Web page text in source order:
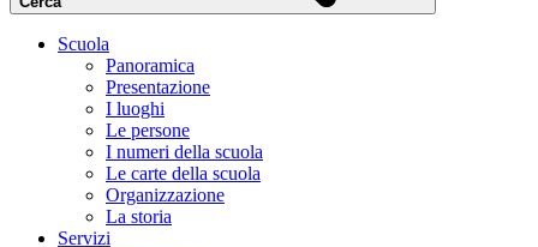
Scuola
Panoramica
Presentazione
I luoghi
Le persone
I numeri della scuola
Le carte della scuola
Organizzazione
La storia
Servizi